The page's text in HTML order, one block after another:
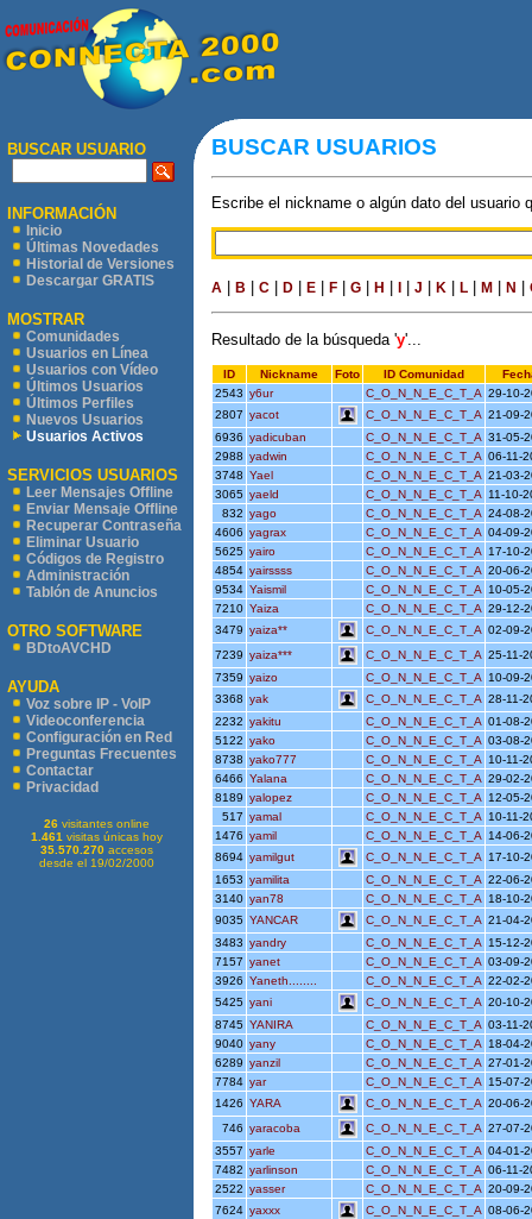
BUSCAR USUARIO
INFORMACIÓN
Inicio
Últimas Novedades
Historial de Versiones
Descargar GRATIS
MOSTRAR
Comunidades
Usuarios en Línea
Usuarios con Vídeo
Últimos Usuarios
Últimos Perfiles
Nuevos Usuarios
Usuarios Activos
SERVICIOS USUARIOS
Leer Mensajes Offline
Enviar Mensaje Offline
Recuperar Contraseña
Eliminar Usuario
Códigos de Registro
Administración
Tablón de Anuncios
OTRO SOFTWARE
BDtoAVCHD
AYUDA
Voz sobre IP - VoIP
Videoconferencia
Configuración en Red
Preguntas Frecuentes
Contactar
Privacidad
26 visitantes online
1.461 visitas únicas hoy
35.570.270 accesos
desde el 19/02/2000
BUSCAR USUARIOS
Escribe el nickname o algún dato del usuario
A B C D E F G H J K L M N
Resultado de la búsqueda 'y'...
ID Nickname Foto ID Comunidad
2543 y6ur C_O_N_N_E_C_T_A 29-10-
2807 yacot C_O_N_N_E_C_T_A 21-09-
6936 yadicuban C_O_N_N_E_C_T_A 31-05-
2988 yadwin C_O_N_N_E_C_T_A 06-11-
3748 Yael C_O_N_N_E_C_T_A 21-03-
3065 yaeld C_O_N_N_E_C_T_A
11-10-
832 yago C_O_N_N_E_C_T_A 24-08-
4606 yagrax C_O_N_N_E_C_T_A 04-09-
5625 yairo C_O_N_N_E_C_T_A
17-10-
4854 yairssss C_O_N_N_E_C_T_A 20-06-
9534 Yaismil C_O_N_N_E_C_T_A
10-05-
7210 Yaiza C_O_N_N_E_C_T_A 29-12-
3479 yaiza** C_O_N_N_E_C_T_A 02-09-
7239 yaiza*** C_O_N_N_E_C_T_A 25-11-
7359 yaizo C_O_N_N_E_C_T_A
10-09-
3368 yak C_O_N_N_E_C_T_A 28-11-
2232 yakitu C_O_N_N_E_C_T_A 01-08-
5122 yako C_O_N_N_E_C_T_A 03-08-
8738 yako777 C_O_N_N_E_C_T_A
10-11-
6466 Yalana C_O_N_N_E_C_T_A 29-02-
8189 yalopez C_O_N_N_E_C_T_A
12-05-
517 yamal C_O_N_N_E_C_T_A
10-11-
1476 yamil C_O_N_N_E_C_T_A
14-06-
8694 yamilgut C_O_N_N_E_C_T_A
17-10-
1653 yamilita C_O_N_N_E_C_T_A 22-06-
3140 yan78 C_O_N_N_E_C_T_A
18-10-
9035 YANCAR C_O_N_N_E_C_T_A 21-04-
3483 yandry C_O_N_N_E_C_T_A
15-12-
7157 yanet C_O_N_N_E_C_T_A 03-09-
3926 Yaneth........ C_O_N_N_E_C_T_A 22-02-
5425 yani C_O_N_N_E_C_T_A 20-10-
8745 YANIRA C_O_N_N_E_C_T_A 03-11-
9040 yany C_O_N_N_E_C_T_A
18-04-
6289 yanzil C_O_N_N_E_C_T_A 27-01-
7784 yar C_O_N_N_E_C_T_A
15-07-
1426 YARA C_O_N_N_E_C_T_A 20-06-
746 yaracoba C_O_N_N_E_C_T_A 27-07-
3557 yarle C_O_N_N_E_C_T_A 04-01-
7482 yarlinson C_O_N_N_E_C_T_A 06-11-
2522 yasser C_O_N_N_E_C_T_A 20-09-
7624 yaxxx C_O_N_N_E_C_T_A 08-06-